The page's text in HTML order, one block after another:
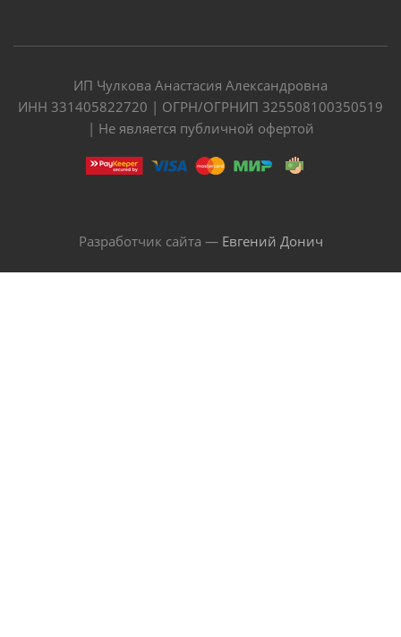
ИП Чулкова Анастасия Александровна
ИНН 331405822720 | ОГРН/ОГРНИП 325508100350519
| Не является публичной офертой
Разработчик сайта — Евгений Донич